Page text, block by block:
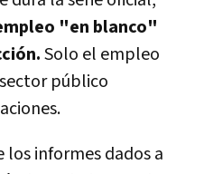
"en blanco"
Solo el empleo
público
los informes dados a